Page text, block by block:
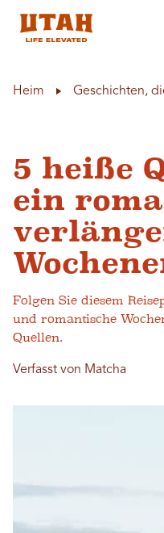
Heim Geschichten,
5 heiße
ein
Folgen Sie diesem
und romantische
Quellen.
Verfasst von Matcha